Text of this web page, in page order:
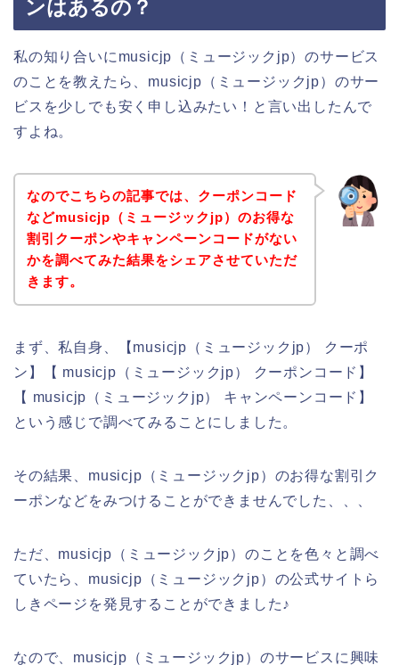
ンはあるの？
私の知り合いにmusicjp（ミュージックjp）のサービス
のことを教えたら、musicjp（ミュージックjp）のサー
ビスを少しでも安く申し込みたい！と言い出したんで
すよね。
なのでこちらの記事では、クーポンコード
などmusicjp（ミュージックjp）のお得な
割引クーポンやキャンペーンコードがない
かを調べてみた結果をシェアさせていただ
きます。
まず、私自身、【musicjp（ミュージックjp） クーポ
ン】【 musicjp（ミュージックjp） クーポンコード】
【 musicjp（ミュージックjp） キャンペーンコード】
という感じで調べてみることにしました。
その結果、musicjp（ミュージックjp）のお得な割引ク
ーポンなどをみつけることができませんでした、、、
ただ、musicjp（ミュージックjp）のことを色々と調べ
ていたら、musicjp（ミュージックjp）の公式サイトら
しきページを発見することができました♪
なので、musicjp（ミュージックjp）のサービスに興味